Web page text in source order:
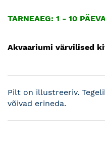
gallery
TARNEAEG: 1 - 10
Akvaariumi värvilised
Pilt on illustreeriv.
võivad erineda.